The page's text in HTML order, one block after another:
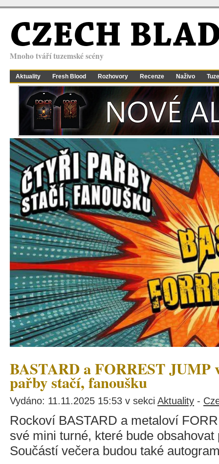
CZECH
Mnoho tváří tuzemské scény
Aktuality Fresh Blood Rozhovory Recenze Naživo
BASTARD a FORREST
pařby stačí, fanoušku
Vydáno: 11.11.2025 15:53 v sekci Aktuality -
Rockoví BASTARD a metaloví
své mini turné, které bude
Součástí večera budou také